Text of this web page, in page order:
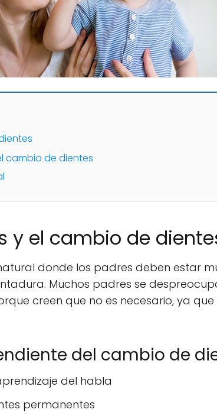
cambio de dientes
y el cambio de
donde los padres deben estar
Muchos padres se
creen que no es necesario, ya
del cambio de
del habla
permanentes